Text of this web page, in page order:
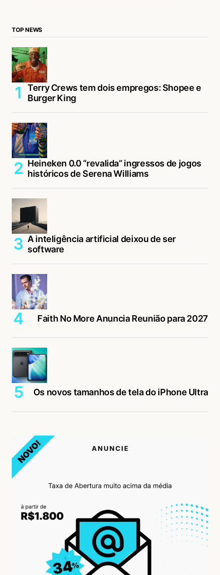
TOP NEWS
Terry Crews tem dois empregos: Shopee e
Burger King
Heineken 0.0 “revalida” ingressos de jogos
históricos de Serena Williams
A inteligência artificial deixou de ser
software
Faith No More Anuncia Reunião para 2027
Os novos tamanhos de tela do iPhone Ultra